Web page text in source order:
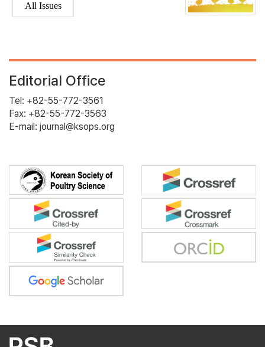
All Issues
Editorial Office
Tel: +82-55-772-3561
Fax: +82-55-772-3563
E-mail: journal@ksops.org